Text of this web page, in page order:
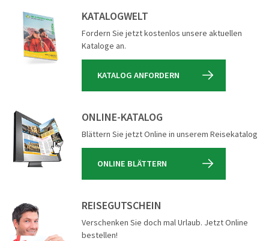
KATALOGWELT
Fordern Sie jetzt kostenlos unsere aktuellen
Kataloge an.
KATALOG ANFORDERN
ONLINE-KATALOG
Blättern Sie jetzt Online in unserem Reisekatalog
ONLINE BLÄTTERN
REISEGUTSCHEIN
Verschenken Sie doch mal Urlaub. Jetzt Online
bestellen!